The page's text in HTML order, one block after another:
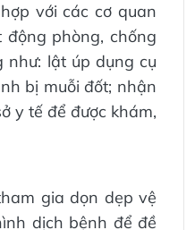
với các cơ quan
phòng, chống
như: lật úp dụng cụ
bị muỗi đốt; nhận
y tế để được khám,
gia dọn dẹp vệ
dịch bệnh để đề